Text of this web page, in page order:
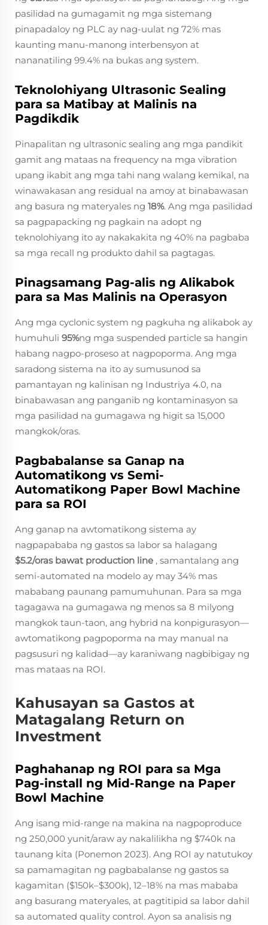
pasilidad na gumagamit ng mga sistemang
pinapadaloy ng PLC ay nag-uulat ng 72% mas
kaunting manu-manong interbensyon at
nananatiling 99.4% na bukas ang system.
Teknolohiyang Ultrasonic Sealing
para sa Matibay at Malinis na
Pagdikdik
Pinapalitan ng ultrasonic sealing ang mga pandikit
gamit ang mataas na frequency na mga vibration
upang ikabit ang mga tahi nang walang kemikal, na
winawakasan ang residual na amoy at binabawasan
ang basura ng materyales ng 18%. Ang mga pasilidad
sa pagpapacking ng pagkain na adopt ng
teknolohiyang ito ay nakakakita ng 40% na pagbaba
sa mga recall ng produkto dahil sa pagtagas.
Pinagsamang Pag-alis ng Alikabok
para sa Mas Malinis na Operasyon
Ang mga cyclonic system ng pagkuha ng alikabok ay
humuhuli 95%ng mga suspended particle sa hangin
habang nagpo-proseso at nagpoporma. Ang mga
saradong sistema na ito ay sumusunod sa
pamantayan ng kalinisan ng Industriya 4.0, na
binabawasan ang panganib ng kontaminasyon sa
mga pasilidad na gumagawa ng higit sa 15,000
mangkok/oras.
Pagbabalanse sa Ganap na
Automatikong vs Semi-
Automatikong Paper Bowl Machine
para sa ROI
Ang ganap na awtomatikong sistema ay
nagpapababa ng gastos sa labor sa halagang
$5.2/oras bawat production line , samantalang ang
semi-automated na modelo ay may 34% mas
mababang paunang pamumuhunan. Para sa mga
tagagawa na gumagawa ng menos sa 8 milyong
mangkok taun-taon, ang hybrid na konpigurasyon—
awtomatikong pagpoporma na may manual na
pagsusuri ng kalidad—ay karaniwang nagbibigay ng
mas mataas na ROI.
Kahusayan sa Gastos at
Matagalang Return on
Investment
Paghahanap ng ROI para sa Mga
Pag-install ng Mid-Range na Paper
Bowl Machine
Ang isang mid-range na makina na nagpoproduce
ng 250,000 yunit/araw ay nakalilikha ng $740k na
taunang kita (Ponemon 2023). Ang ROI ay natutukoy
sa pamamagitan ng pagbabalanse ng gastos sa
kagamitan ($150k–$300k), 12–18% na mas mababa
ang basurang materyales, at pagtitipid sa labor dahil
sa automated quality control. Ayon sa analisis ng